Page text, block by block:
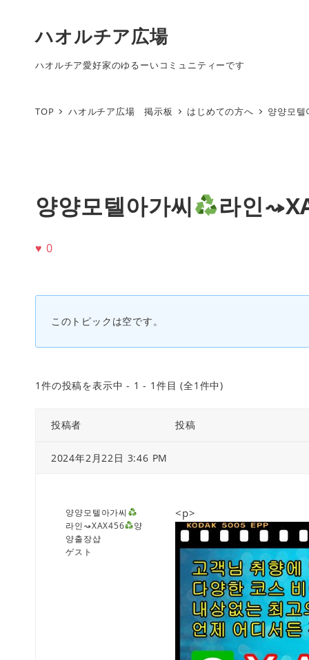
ハオルチア広場
ハオルチア愛好家のゆるーいコミュニティーです
TOP ハオルチア広場 掲示板 はじめての方へ 양양모텔
양양모텔아가씨 라인
♥ 0
このトピックは空です。
1件の投稿を表示中 - 1 - 1件目 (全1件中)
投稿者 投稿
2024年2月22日 3:46 PM
양양모텔아가씨
라인⤳XAX456
양
양출장샵
ゲスト
<p>